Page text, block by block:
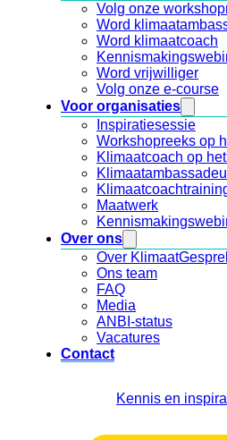
Volg onze
Word
Word klimaatcoach
Word vrijwilliger
Volg onze e-course
Voor organisaties
Inspiratiesessie
Workshopreeks op
Klimaatcoach op
Maatwerk
Over ons
Over
Ons team
FAQ
Media
ANBI-status
Vacatures
Contact
Kennis en